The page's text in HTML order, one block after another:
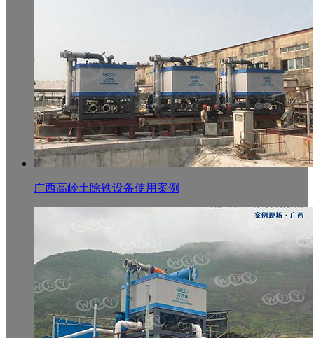
广西高岭土除铁设备使用案例